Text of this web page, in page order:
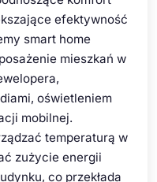
efektywność
smart home
mieszkań w
oświetleniem
mobilnej.
temperaturą w
zużycie energii
co przekłada